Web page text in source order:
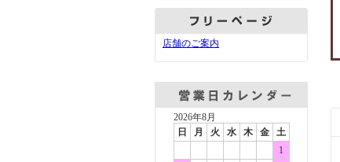
店舗のご案内
2026年8月
日
月 火 水 木 金
土
1